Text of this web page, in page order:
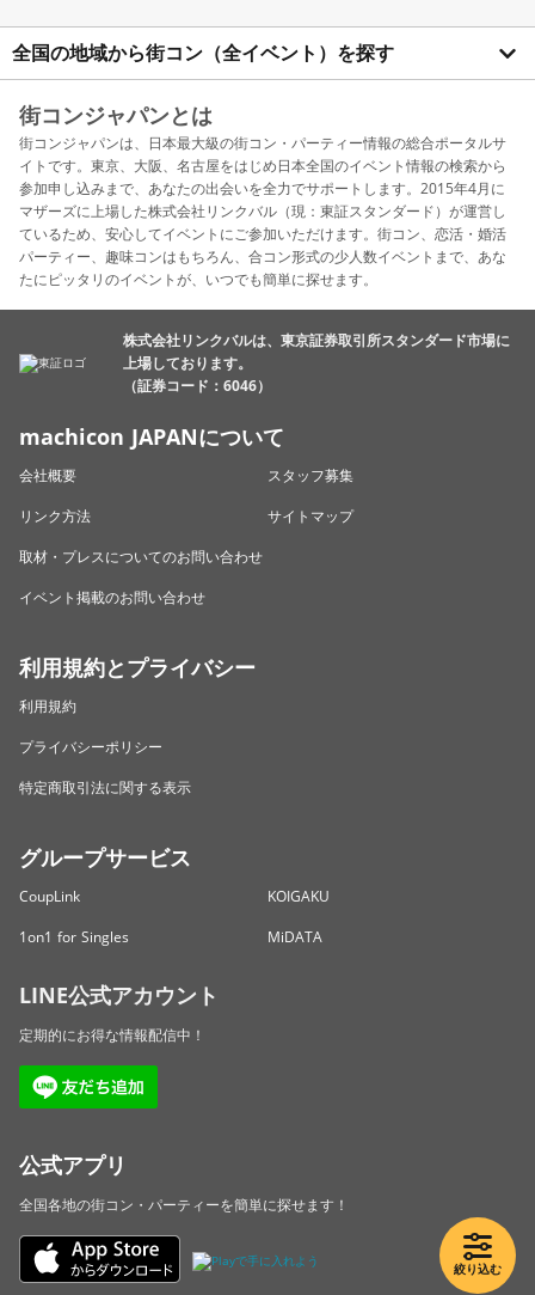
絞り込む
全国の地域から街コン（全イベント）を探す
街コンジャパンとは
街コンジャパンは、日本最大級の街コン・パーティー情報の総合ポータルサ
イトです。東京、大阪、名古屋をはじめ日本全国のイベント情報の検索から
参加申し込みまで、あなたの出会いを全力でサポートします。2015年4月に
マザーズに上場した株式会社リンクバル（現：東証スタンダード）が運営し
ているため、安心してイベントにご参加いただけます。街コン、恋活・婚活
パーティー、趣味コンはもちろん、合コン形式の少人数イベントまで、あな
たにピッタリのイベントが、いつでも簡単に探せます。
株式会社リンクバルは、東京証券取引所スタンダード市場に
上場しております。
（証券コード：6046）
machicon JAPANについて
会社概要
スタッフ募集
リンク方法
サイトマップ
取材・プレスについてのお問い合わせ
イベント掲載のお問い合わせ
利用規約とプライバシー
利用規約
プライバシーポリシー
特定商取引法に関する表示
グループサービス
CoupLink
KOIGAKU
1on1 for Singles
MiDATA
LINE公式アカウント
定期的にお得な情報配信中！
公式アプリ
全国各地の街コン・パーティーを簡単に探せます！